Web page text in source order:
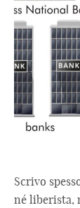
Scrivo
né liberista,